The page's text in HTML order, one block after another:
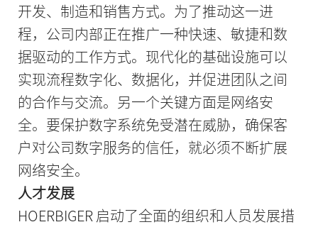
开发、制造和销售方式。为了推动这一进
程，公司内部正在推广一种快速、敏捷和数
据驱动的工作方式。现代化的基础设施可以
实现流程数字化、数据化，并促进团队之间
的合作与交流。另一个关键方面是网络安
全。要保护数字系统免受潜在威胁，确保客
户对公司数字服务的信任，就必须不断扩展
网络安全。
人才发展
HOERBIGER 启动了全面的组织和人员发展措